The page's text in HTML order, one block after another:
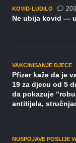
KOVID-LUDILO 203
Ne ubija kovid —
VAKCINISANJE DJECE
Pfizer kaže da je
19 za djecu od 5
da pokazuje
antitijela,
NUSPOJAVE POSLIJE